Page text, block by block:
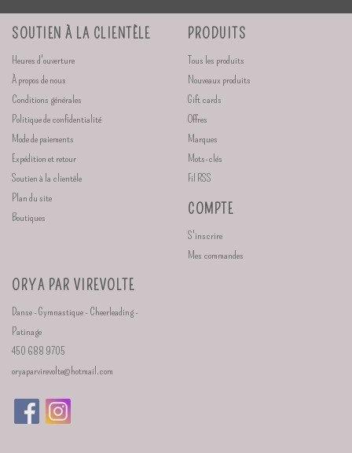
SOUTIEN À LA CLIENTÈLE
Heures d'ouverture
À propos de nous
Conditions générales
Politique de confidentialité
Mode de paiements
Expédition et retour
Soutien à la clientèle
Plan du site
Boutiques
PRODUITS
Tous les produits
Nouveaux produits
Gift cards
Offres
Marques
Mots-clés
Fil RSS
COMPTE
S'inscrire
Mes commandes
ORYA PAR VIREVOLTE
Danse - Gymnastique - Cheerleading -
Patinage
450 688 9705
oryaparvirevolte@hotmail.com